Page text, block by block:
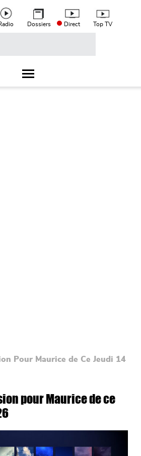
menu
Dossiers Direct Top TV
Pour Maurice de Ce Jeudi 14
pour Maurice de ce